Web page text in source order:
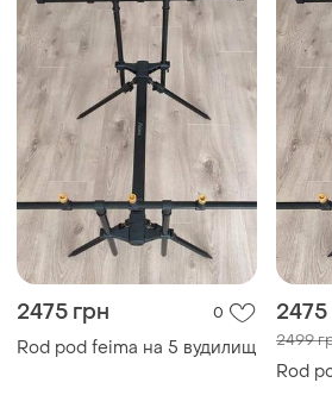
2475 грн 0
Rod pod feima на 5 вудилищ
2475
2499
Rod